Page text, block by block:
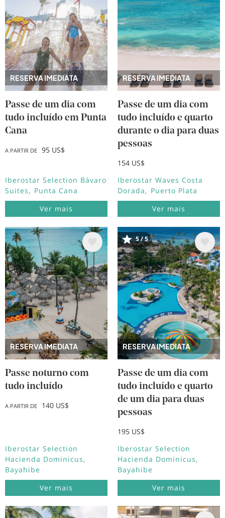
RESERVA IMEDIATA
Passe de um dia com
tudo incluído em Punta
Cana
A PARTIR DE 95 US$
Iberostar Selection Bávaro
Suites
Punta Cana
Ver mais
RESERVA IMEDIATA
Passe de um dia com
tudo incluído e quarto
durante o dia para duas
pessoas
154 US$
Iberostar Waves Costa
Dorada
Puerto Plata
Ver mais
RESERVA IMEDIATA
Imagem
Passe noturno com
tudo incluído
A PARTIR DE 140 US$
Iberostar Selection
Hacienda Dominicus
Bayahibe
Ver mais
RESERVA IMEDIATA
Imagem
5 / 5
Passe de um dia com
tudo incluído e quarto
de um dia para duas
pessoas
195 US$
Iberostar Selection
Hacienda Dominicus
Bayahibe
Ver mais